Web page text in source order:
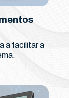
a facilitar a